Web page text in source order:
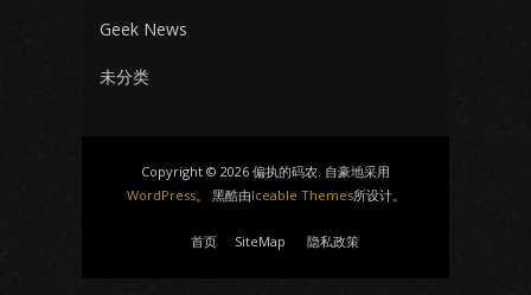
Geek News
未分类
Copyright © 2026 偏执的码农. 自豪地采用
WordPress。 黑酷由Iceable Themes所设计。
首页 SiteMap 隐私政策